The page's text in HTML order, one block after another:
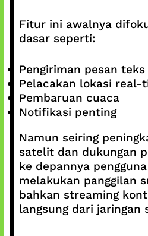
Fitur ini awalnya
dasar seperti:
Pengiriman pesan
Pelacakan lokasi real-
Pembaruan cuaca
Notifikasi penting
Namun seiring
satelit dan dukungan
ke depannya
melakukan panggilan
bahkan streaming
langsung dari jaringan